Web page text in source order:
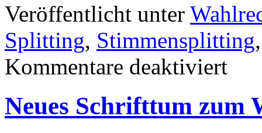
Veröffentlicht unter
Splitting, Stimmensplitting
Kommentare deaktiviert
splitten
Neues Schrifttum zum